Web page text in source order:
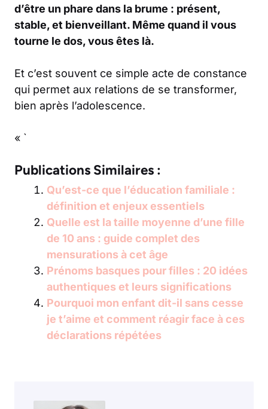
d’être un phare dans la brume : présent,
stable, et bienveillant. Même quand il vous
tourne le dos, vous êtes là.
Et c’est souvent ce simple acte de constance
qui permet aux relations de se transformer,
bien après l’adolescence.
« `
Publications Similaires :
Qu’est-ce que l’éducation familiale :
définition et enjeux essentiels
Quelle est la taille moyenne d’une fille
de 10 ans : guide complet des
mensurations à cet âge
Prénoms basques pour filles : 20 idées
authentiques et leurs significations
Pourquoi mon enfant dit-il sans cesse
je t’aime et comment réagir face à ces
déclarations répétées